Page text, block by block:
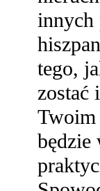
innych
tego,
zostać
Twoim
będzie